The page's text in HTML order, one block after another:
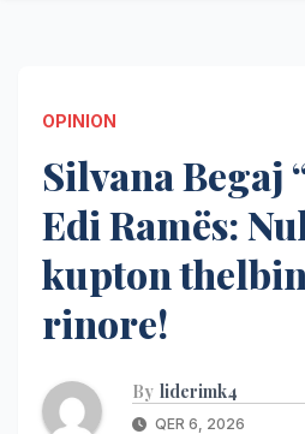
OPINION
Silvana Begaj
Edi Ramës:
kupton
rinore!
By liderimk4
QER 6, 2026